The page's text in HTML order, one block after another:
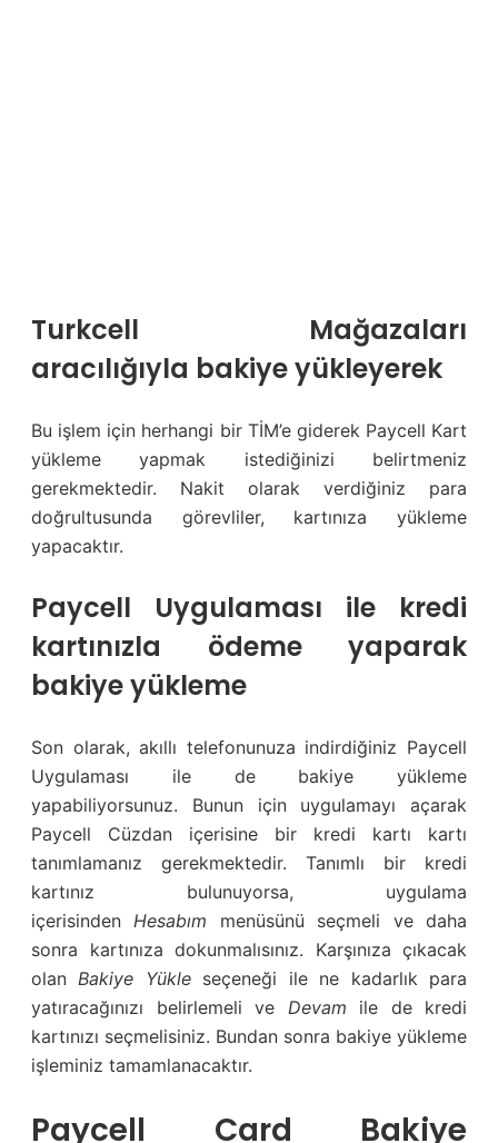
Turkcell Mağazaları
aracılığıyla bakiye yükleyerek
Bu işlem için herhangi bir TİM’e giderek Paycell Kart
yükleme yapmak istediğinizi belirtmeniz
gerekmektedir. Nakit olarak verdiğiniz para
doğrultusunda görevliler, kartınıza yükleme
yapacaktır.
Paycell Uygulaması ile kredi
kartınızla ödeme yaparak
bakiye yükleme
Son olarak, akıllı telefonunuza indirdiğiniz Paycell
Uygulaması ile de bakiye yükleme
yapabiliyorsunuz. Bunun için uygulamayı açarak
Paycell Cüzdan içerisine bir kredi kartı kartı
tanımlamanız gerekmektedir. Tanımlı bir kredi
kartınız bulunuyorsa, uygulama
içerisindenHesabım menüsünü seçmeli ve daha
sonra kartınıza dokunmalısınız. Karşınıza çıkacak
olanBakiye Yükleseçeneği ile ne kadarlık para
yatıracağınızı belirlemeli ve Devam ile de kredi
kartınızı seçmelisiniz. Bundan sonra bakiye yükleme
işleminiz tamamlanacaktır.
Paycell Card Bakiye